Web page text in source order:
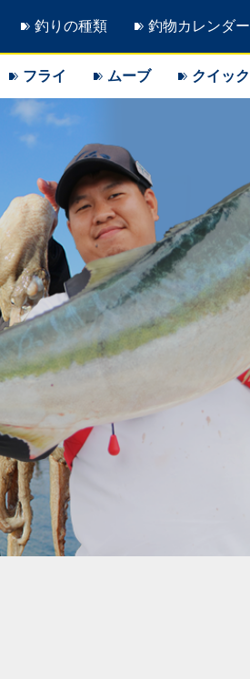
釣りの種類 釣物カレンダー
フライ ムーブ クイック